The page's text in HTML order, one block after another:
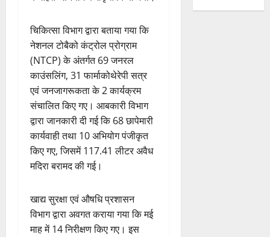
चिकित्सा विभाग द्वारा बताया गया कि
नेशनल टोबैको कंट्रोल प्रोग्राम
(NTCP) के अंतर्गत 69 जनरल
काउंसलिंग, 31 फार्माकोथेरेपी सत्र
एवं जनजागरूकता के 2 कार्यक्रम
संचालित किए गए। आबकारी विभाग
द्वारा जानकारी दी गई कि 68 छापेमारी
कार्यवाही तथा 10 अभियोग पंजीकृत
किए गए, जिसमें 117.41 लीटर अवैध
मदिरा बरामद की गई।
खाद्य सुरक्षा एवं औषधि प्रशासन
विभाग द्वारा अवगत कराया गया कि मई
माह में 14 निरीक्षण किए गए। इस